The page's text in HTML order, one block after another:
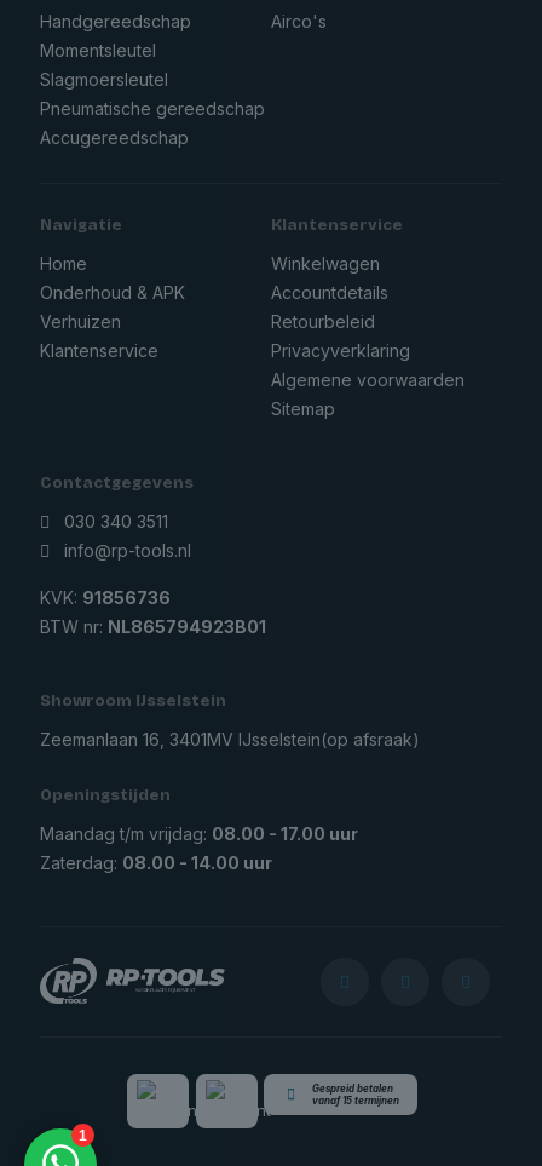
Handgereedschap
Momentsleutel
Slagmoersleutel
Pneumatische gereedschap
Accugereedschap
Airco's
Navigatie
Home
Onderhoud & APK
Verhuizen
Klantenservice
Klantenservice
Winkelwagen
Accountdetails
Retourbeleid
Privacyverklaring
Algemene voorwaarden
Sitemap
Contactgegevens
030 340 3511
info@rp-tools.nl
KVK: 91856736
BTW nr: NL865794923B01
Showroom IJsselstein
Zeemanlaan 16, 3401MV IJsselstein(op afsraak)
Openingstijden
Maandag t/m vrijdag: 08.00 - 17.00 uur
Zaterdag: 08.00 - 14.00 uur
Gespreid betalen
vanaf 15 termijnen